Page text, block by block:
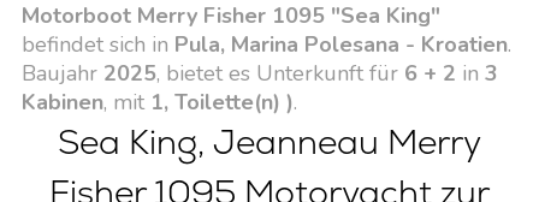
Motorboot Merry Fisher 1095 "Sea King"
befindet sich in Pula, Marina Polesana - Kroatien.
Baujahr 2025, bietet es Unterkunft für 6 + 2 in 3
Kabinen, mit 1, Toilette(n) ).
Sea King, Jeanneau Merry
Fisher 1095 Motoryacht zur